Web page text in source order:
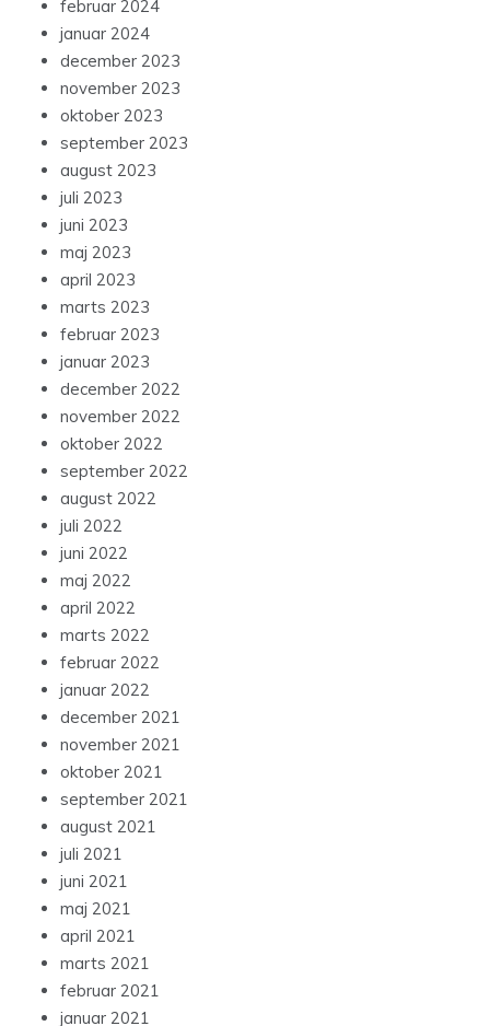
februar 2024
januar 2024
december 2023
november 2023
oktober 2023
september 2023
august 2023
juli 2023
juni 2023
maj 2023
april 2023
marts 2023
februar 2023
januar 2023
december 2022
november 2022
oktober 2022
september 2022
august 2022
juli 2022
juni 2022
maj 2022
april 2022
marts 2022
februar 2022
januar 2022
december 2021
november 2021
oktober 2021
september 2021
august 2021
juli 2021
juni 2021
maj 2021
april 2021
marts 2021
februar 2021
januar 2021